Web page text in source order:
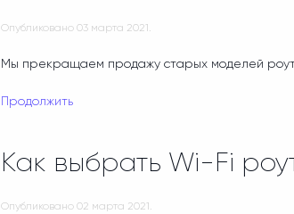
Опубликовано 03 марта 2021 .
Мы прекращаем продажу старых моделей
Продолжить
Как выбрать Wi-Fi
Опубликовано 02 марта 2021 .